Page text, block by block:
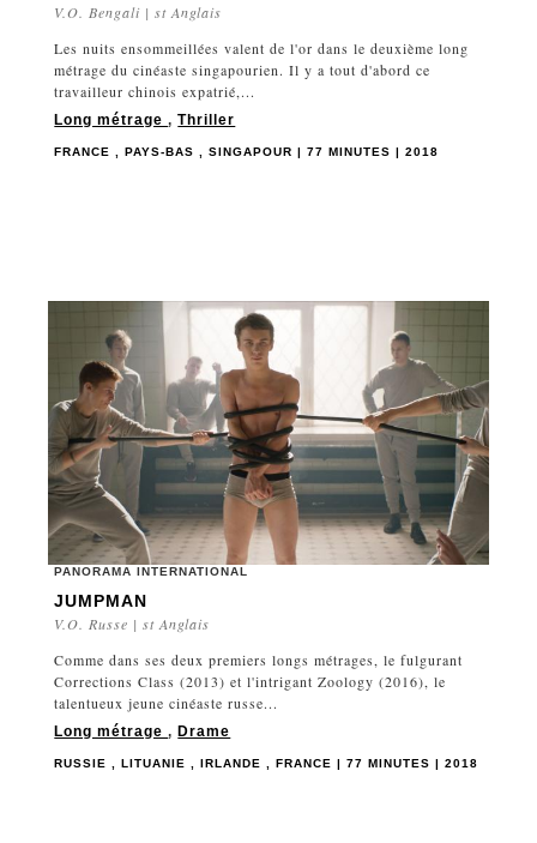
V.O. Bengali | st Anglais
Les nuits ensommeillées valent de l'or dans le deuxième long
métrage du cinéaste singapourien. Il y a tout d'abord ce
travailleur chinois expatrié,...
Long métrage,Thriller
FRANCE , PAYS-BAS , SINGAPOUR | 77 MINUTES | 2018
PANORAMA INTERNATIONAL
JUMPMAN
V.O. Russe | st Anglais
Comme dans ses deux premiers longs métrages, le fulgurant
Corrections Class (2013) et l'intrigant Zoology (2016), le
talentueux jeune cinéaste russe...
Long métrage,Drame
RUSSIE , LITUANIE , IRLANDE , FRANCE | 77 MINUTES | 2018